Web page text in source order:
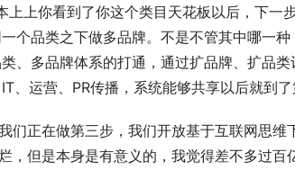
上上你看到了你这个类目天花板以后，下一
个品类之下做多品牌。不是不管其中哪一
、多品牌体系的打通，通过扩品牌、扩品
、运营、PR传播，系统能够共享以后就到了
们正在做第三步，我们开放基于互联网思
，但是本身是有意义的，我觉得差不多过百